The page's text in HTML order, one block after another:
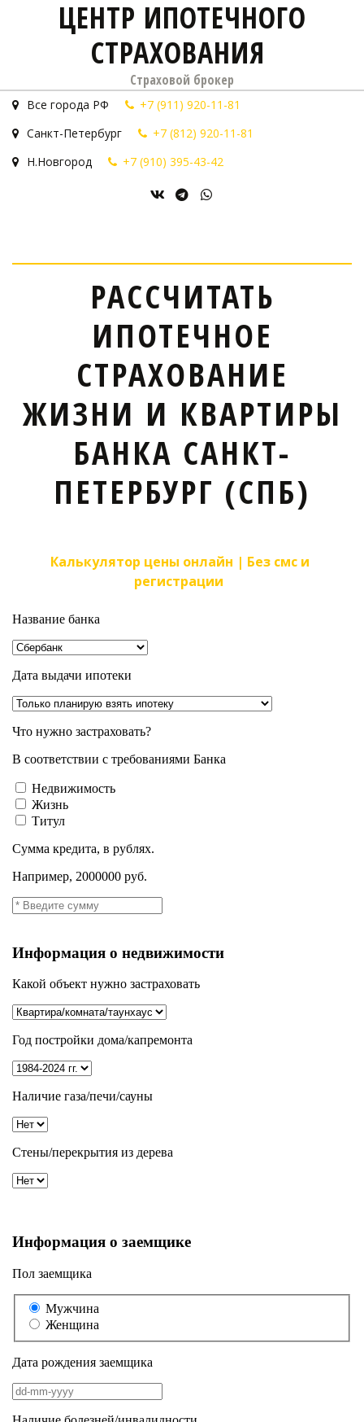
ЦЕНТР ИПОТЕЧНОГО
СТРАХОВАНИЯ
Страховой брокер
Все города РФ
+7 (911) 920-11-81
Санкт-Петербург
+7 (812) 920-11-81
Н.Новгород
+7 (910) 395-43-42
РАССЧИТАТЬ
ИПОТЕЧНОЕ
СТРАХОВАНИЕ
ЖИЗНИ И КВАРТИРЫ
БАНКА САНКТ-
ПЕТЕРБУРГ (СПБ)
Калькулятор цены онлайн | Без смс и
регистрации